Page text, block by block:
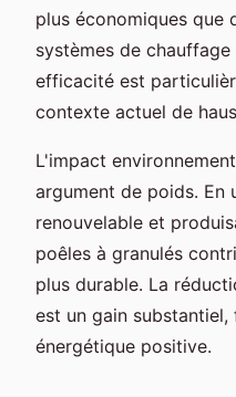
plus économiques que
systèmes de
efficacité est
contexte actuel de
L'impact
argument de poids. En
renouvelable et
poêles à granulés
plus durable. La
est un gain
énergétique positive.